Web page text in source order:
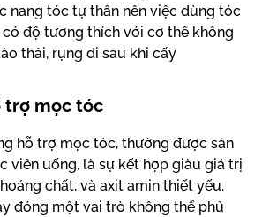
nang tóc tự thân nên việc dùng tóc
độ tương thích với cơ thể không
thải, rụng đi sau khi cấy
trợ mọc tóc
hỗ trợ mọc tóc, thường được sản
viên uống, là sự kết hợp giàu giá trị
chất, và axit amin thiết yếu.
đóng một vai trò không thể phủ